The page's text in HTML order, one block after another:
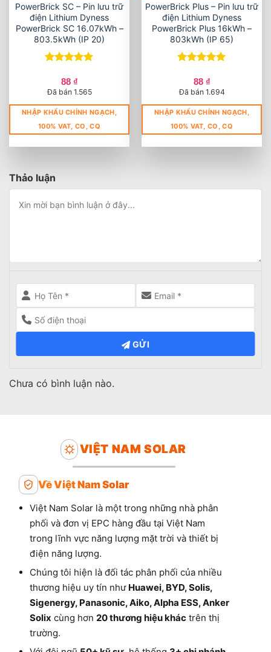
PowerBrick SC – Pin lưu trữ
điện Lithium Dyness
PowerBrick SC 16.07kWh –
803.5kWh (IP 20)
hạng5 5
sao
88 ₫
Đã bán 1.565
NHẬP KHẨU CHÍNH NGẠCH,
100% VAT, CO, CQ
PowerBrick Plus – Pin lưu trữ
điện Lithium Dyness
PowerBrick Plus 16kWh –
803kWh (IP 65)
hạng5 5
sao
88 ₫
Đã bán 1.694
NHẬP KHẨU CHÍNH NGẠCH,
100% VAT, CO, CQ
Thảo luận
GỬI
Chưa có bình luận nào.
VIỆT NAM SOLAR
Về Việt Nam Solar
Việt Nam Solar là một trong những nhà phân
phối và đơn vị EPC hàng đầu tại Việt Nam
trong lĩnh vực năng lượng mặt trời và thiết bị
điện năng lượng.
Chúng tôi hiện là đối tác phân phối của nhiều
thương hiệu uy tín như Huawei, BYD, Solis,
Sigenergy, Panasonic, Aiko, Alpha ESS, Anker
Solix cùng hơn 20 thương hiệu khác trên thị
trường.